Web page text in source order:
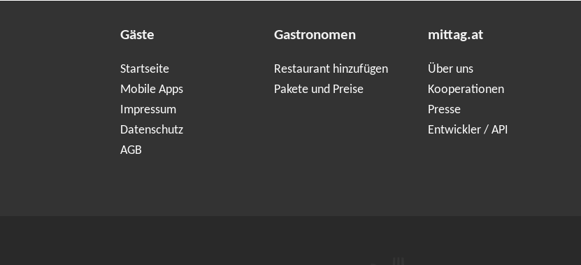
Gäste
Startseite
Mobile Apps
Impressum
Datenschutz
AGB
Gastronomen
Restaurant hinzufügen
Pakete und Preise
mittag.at
Über uns
Kooperationen
Presse
Entwickler / API